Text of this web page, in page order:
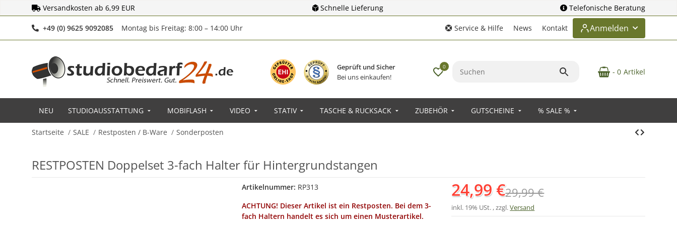
Versandkosten ab 6,99 EUR Schnelle Lieferung Telefonische Beratung
+49 (0) 9625 9092085Telefonnummer
Montag bis Freitag: 8:00 – 14:00 Uhr Service & Hilfe News Kontakt Anmelden
Geprüft und Sicher
Bei uns einkaufen!
0
- 0 Artikel
NEU STUDIOAUSSTATTUNG MOBIFLASH VIDEO STATIV TASCHE & RUCKSACK ZUBEHÖR GUTSCHEINE % SALE %
Startseite SALE Restposten / B-Ware Sonderposten
RESTPOSTEN Doppelset 3-fach Halter für Hintergrundstangen
Artikelnummer: RP313
ACHTUNG! Dieser Artikel ist ein Restposten. Bei dem 3-
fach Haltern handelt es sich um einen Musterartikel.
24,99 €29,99 €
inkl. 19% USt. , zzgl.Versand